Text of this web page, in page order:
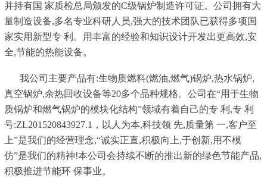
并持有国 家质检总局颁发的C级锅炉制造许可证。公司拥有大
量制造设备,多名专业科研人员,强大的技术团队已获得多项国
家实用新型专 利。用丰富的经验和知识设计开发出更高效,安
全,节能的热能设备。
我公司主要产品有:生物质燃料(燃油,燃气)锅炉,热水锅炉,
真空锅炉,余热回收设备等20多个品种规格。公司在“用于生物
质锅炉和燃气锅炉的模块化结构”领域有着自己的专 利,专 利
号:ZL201520843927.1，以人为本,科技领 先,质量第 一,客户至
上”是我们的经营理念,“诚实正直,积极向上,于创新,用不模
仿”是我们的精神!本公司会持续不断的推出新的绿色节能产品,
积极推进节能环 保事业。